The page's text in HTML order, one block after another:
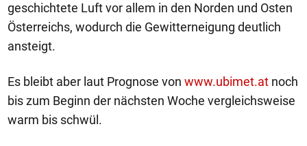
geschichtete Luft vor allem in den Norden und Osten
Österreichs, wodurch die Gewitterneigung deutlich
ansteigt.
Es bleibt aber laut Prognose von www.ubimet.at noch
bis zum Beginn der nächsten Woche vergleichsweise
warm bis schwül.